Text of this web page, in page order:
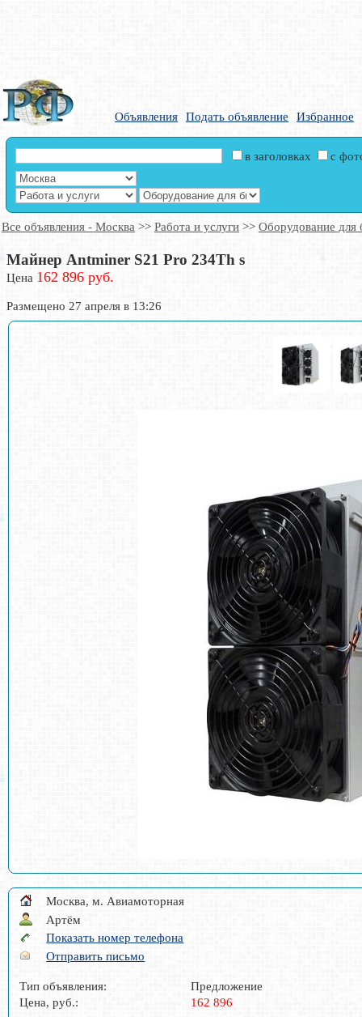
Объявления Подать объявление Избранное
в заголовках с
Все объявления - Москва >> Работа и услуги >> Оборудование для
Майнер Antminer S21 Pro 234Th s
Цена 162 896 руб.
Размещено 27 апреля в 13:26
Москва, м. Авиамоторная
Артём
Показать номер телефона
Отправить письмо
Тип объявления:
Предложение
Цена, руб.:
162 896